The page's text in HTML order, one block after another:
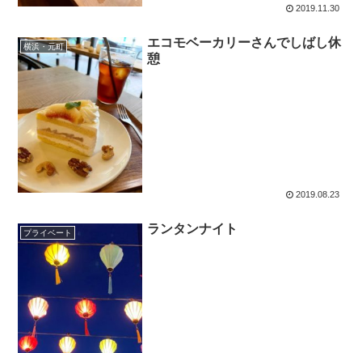
2019.11.30
横浜・元町
エコモベーカリーさんでしばし休
憩
2019.08.23
プライベート ランタンナイト